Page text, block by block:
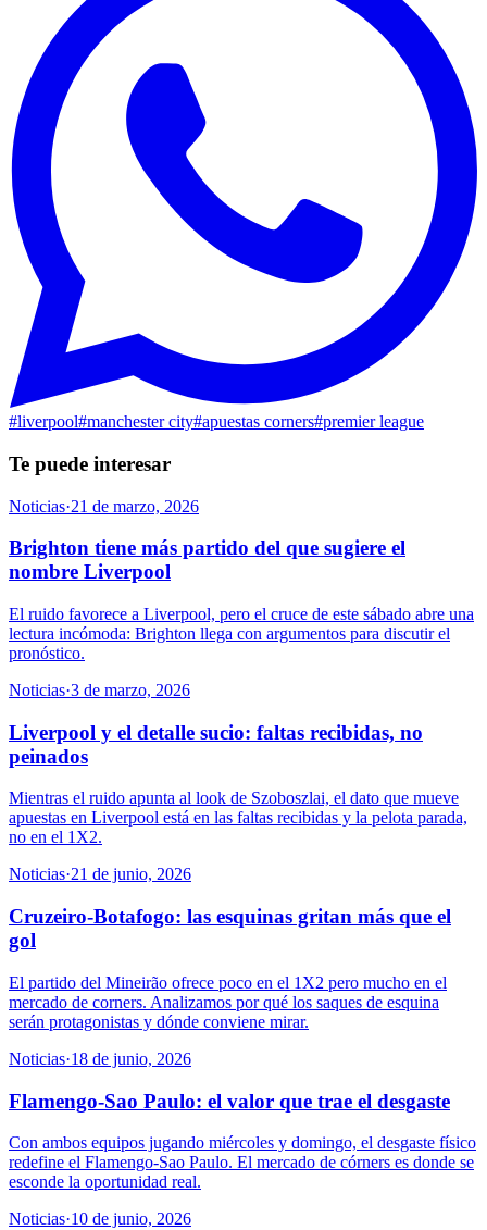
#liverpool#manchester city#apuestas corners#premier league
Te puede interesar
Noticias·21 de marzo, 2026
Brighton tiene más partido del que sugiere el
nombre Liverpool
El ruido favorece a Liverpool, pero el cruce de este sábado abre una
lectura incómoda: Brighton llega con argumentos para discutir el
pronóstico.
Noticias·3 de marzo, 2026
Liverpool y el detalle sucio: faltas recibidas, no
peinados
Mientras el ruido apunta al look de Szoboszlai, el dato que mueve
apuestas en Liverpool está en las faltas recibidas y la pelota parada,
no en el 1X2.
Noticias·21 de junio, 2026
Cruzeiro-Botafogo: las esquinas gritan más que el
gol
El partido del Mineirão ofrece poco en el 1X2 pero mucho en el
mercado de corners. Analizamos por qué los saques de esquina
serán protagonistas y dónde conviene mirar.
Noticias·18 de junio, 2026
Flamengo-Sao Paulo: el valor que trae el desgaste
Con ambos equipos jugando miércoles y domingo, el desgaste físico
redefine el Flamengo-Sao Paulo. El mercado de córners es donde se
esconde la oportunidad real.
Noticias·10 de junio, 2026